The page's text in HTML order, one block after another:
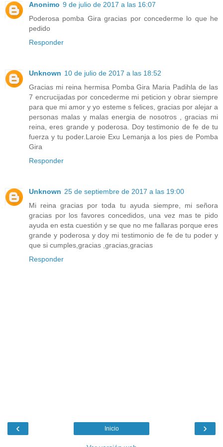
Anonimo 9 de julio de 2017 a las 16:07
Poderosa pomba Gira gracias por concederme lo que he
pedido
Responder
Unknown 10 de julio de 2017 a las 18:52
Gracias mi reina hermisa Pomba Gira Maria Padihla de las
7 encrucijadas por concederme mi peticion y obrar siempre
para que mi amor y yo esteme s felices, gracias por alejar a
personas malas y malas energia de nosotros , gracias mi
reina, eres grande y poderosa. Doy testimonio de fe de tu
fuerza y tu poder.Laroie Exu Lemanja a los pies de Pomba
Gira
Responder
Unknown 25 de septiembre de 2017 a las 19:00
Mi reina gracias por toda tu ayuda siempre, mi señora
gracias por los favores concedidos, una vez mas te pido
ayuda en esta cuestión y se que no me fallaras porque eres
grande y poderosa y doy mi testimonio de fe de tu poder y
que si cumples,gracias ,gracias,gracias
Responder
‹ ›
Inicio